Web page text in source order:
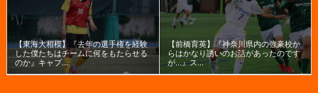
【東海大相模】『去年の選手権を経験
した僕たちはチームに何をもたらせる
のか』キャプ...
【前橋育英】『神奈川県内の強豪校か
らはかなり誘いのお話があったのです
が...』ス...